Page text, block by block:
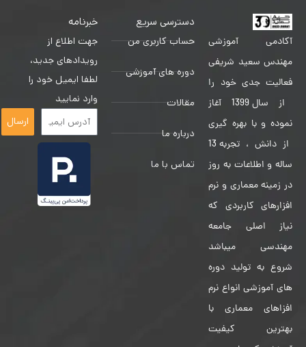
آکادمی آموزشی
مهندس سعید شریفی
فعالیت جدی خود را
از سال 1399 آغاز
نموده و با بهره گیری
از دانش ، تجربه 13
ساله و اطلاعات به روز
در زمینه معماری و نرم
افزارهای کاربردی که
نیاز اصلی جامعه
مهندسی میباشد
شروع به تولید دوره
های آموزشی انواع نرم
افزاهای معماری با
بهترین کیفیت
دسترسی سریع
حساب کاربری من
دوره های آموزشی
مقالات
درباره ما
تماس با ما
خبرنامه
جهت اطلاع از
رویدادهای جدید،
لطفا ایمیل خود را
وارد نمایید
ارسال